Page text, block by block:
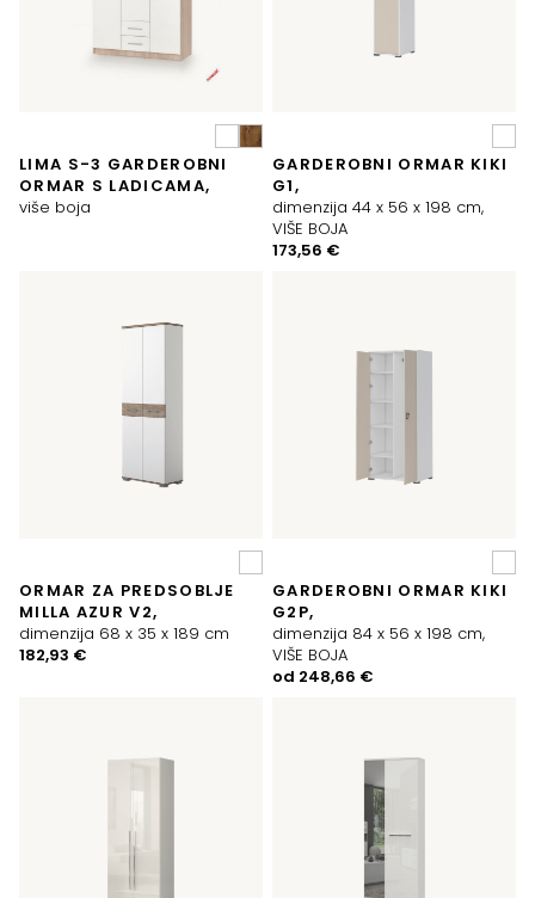
LIMA S-3 GARDEROBNI
ORMAR S LADICAMA,
više boja
GARDEROBNI ORMAR KIKI
G1,
dimenzija 44 x 56 x 198 cm,
VIŠE BOJA
173,56 €
ORMAR ZA PREDSOBLJE
MILLA AZUR V2,
dimenzija 68 x 35 x 189 cm
182,93 €
GARDEROBNI ORMAR KIKI
G2P,
dimenzija 84 x 56 x 198 cm,
VIŠE BOJA
od 248,66 €